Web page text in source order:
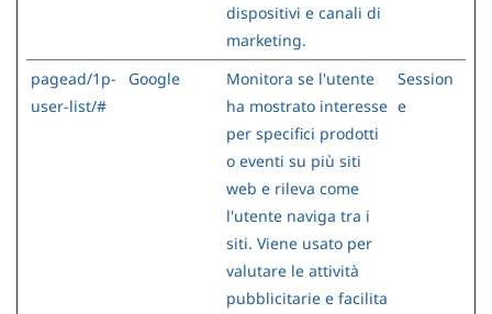
dispositivi e canali di
marketing.
pagead/1p-
user-list/#
Google
Monitora se l'utente
ha mostrato interesse
per specifici prodotti
o eventi su più siti
web e rileva come
l'utente naviga tra i
siti. Viene usato per
valutare le attività
pubblicitarie e facilita
Session
e